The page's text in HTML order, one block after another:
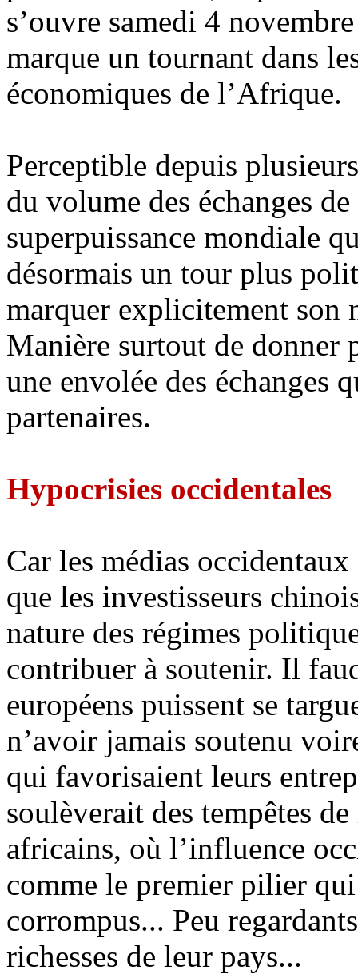
s’ouvre samedi 4
marque un tournant dans
économiques de l’Afrique.
Perceptible depuis
du volume des échanges
superpuissance mondiale
désormais un tour plus
marquer explicitement son
Manière surtout de donner
une envolée des échanges
partenaires.
Hypocrisies occidentales
Car les médias
que les investisseurs
nature des régimes
contribuer à soutenir. Il
européens puissent se
n’avoir jamais soutenu
qui favorisaient leurs
soulèverait des tempêtes
africains, où l’influence
comme le premier pilier
corrompus... Peu
richesses de leur pays...